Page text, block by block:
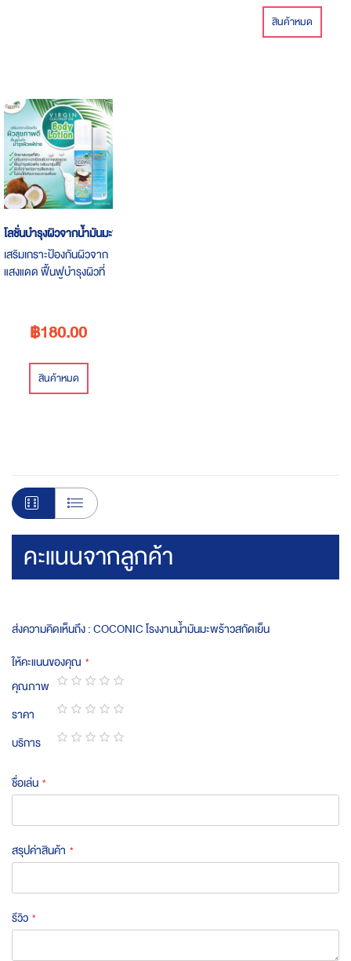
สินค้าหมด
โลชั่นบำรุงผิวจากน้ำมันมะพร้าวสกัดเย็น
เสริมเกราะป้องกันผิวจาก
แสงแดด ฟื้นฟูบำรุงผิวที่
฿180.00
สินค้าหมด
คะแนนจากลูกค้า
ส่งความคิดเห็นถึง : COCONIC โรงงานน้ำมันมะพร้าวสกัดเย็น
ให้คะแนนของคุณ
คุณภาพ
1
star
2
stars
3
stars
4
stars
5
stars
ราคา
1
star
2
stars
3
stars
4
stars
5
stars
บริการ
ชื่อเล่น
สรุปค่าสินค้า
รีวิว